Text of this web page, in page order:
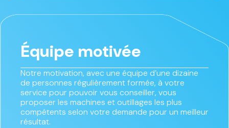
Équipe motivée
Notre motivation, avec une équipe d’une dizaine
de personnes régulièrement formée, à votre
service pour pouvoir vous conseiller, vous
proposer les machines et outillages les plus
compétents selon votre demande pour un meilleur
résultat.